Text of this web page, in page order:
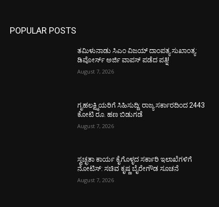
POPULAR POSTS
ತಮಿಳುನಾಡು ಸಿಎಂ ವಿಜಯ್‌ ದಾಂಪತ್ಯ ಸುಖಾಂತ್ಯ:
ಡಿವೋರ್ಸ್‌ ಅರ್ಜಿ ವಾಪಸ್‌ ಪಡೆದ ಪತ್ನಿ!
August 7, 2026
ಗೃಹಲಕ್ಷ್ಮಿಯರಿಗೆ ಸಿಹಿಸುದ್ದಿ: ರಾಜ್ಯ ಸರ್ಕಾರದಿಂದ 2443
ಕೋಟಿ ರೂ. ಹಣ ಬಿಡುಗಡೆ
August 7, 2026
ಸ್ವಚ್ಛತಾ ಕಾರ್ಯ ಕೈಗೊಳ್ಳದ ಸರ್ಕಾರಿ ಇಲಾಖೆಗಳಿಗೆ
ನೋಟಿಸ್: ಸಚಿವ ಕೃಷ್ಣ ಬೈರೇಗೌಡ ಸೂಚನೆ
August 7, 2026